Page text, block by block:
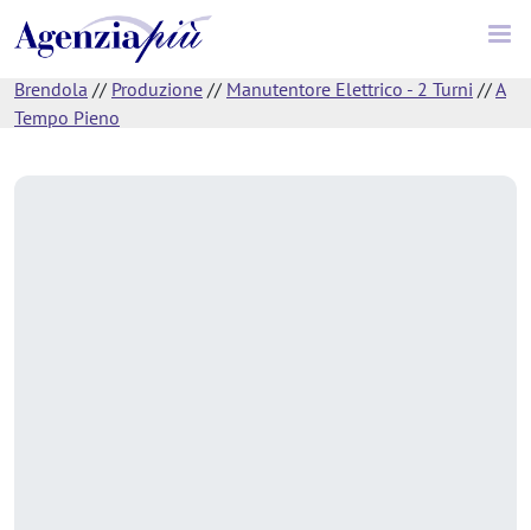
Brendola // Produzione // Manutentore Elettrico - 2 Turni //A
Tempo Pieno